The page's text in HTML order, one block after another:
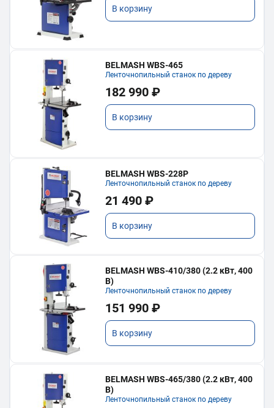
В корзину
BELMASH WBS-465
Ленточнопильный станок по дереву
182 990 ₽
В корзину
BELMASH WBS-228P
Ленточнопильный станок по дереву
21 490 ₽
В корзину
BELMASH WBS-410/380 (2.2 кВт, 400
В)
Ленточнопильный станок по дереву
151 990 ₽
В корзину
BELMASH WBS-465/380 (2.2 кВт, 400
В)
Ленточнопильный станок по дереву